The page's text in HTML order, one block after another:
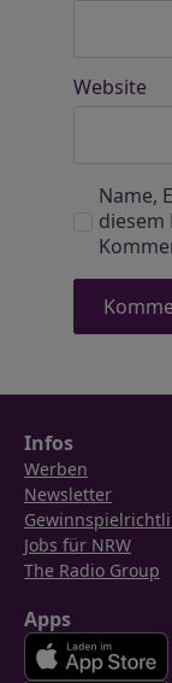
Website
Name,
Infos
Werben
Newsletter
Jobs für NRW
The Radio Group
Apps